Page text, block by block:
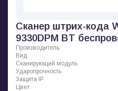
Сканер штрих-кода
9330DPM BT
Производитель
Вид
Сканирующий модуль
Ударопрочность
Защита IP
Цвет